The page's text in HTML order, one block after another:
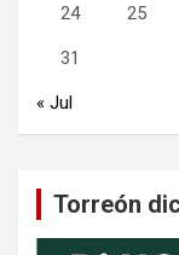
24 25
31
« Jul
Torreón